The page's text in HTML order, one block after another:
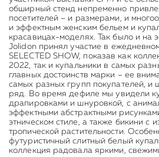
обширный стенд непременно
посетителей – и размерами, и
и эффектным женским бельем и
красавицах-моделях. Так было и на
Jolidon принял участие в
SELECTED SHOW, показав как
2022, так и купальники в самых
главных достоинств марки – ее
самых разных групп покупателей,
ряд. Во время дефиле мы увидели
драпировками и шнуровкой, с
эффектными абстрактными
этническом стиле, а также бикини с
тропической растительности.
футуристичный слитный белый
коллекция радовала яркими,